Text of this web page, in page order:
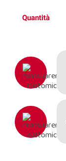
Quantità